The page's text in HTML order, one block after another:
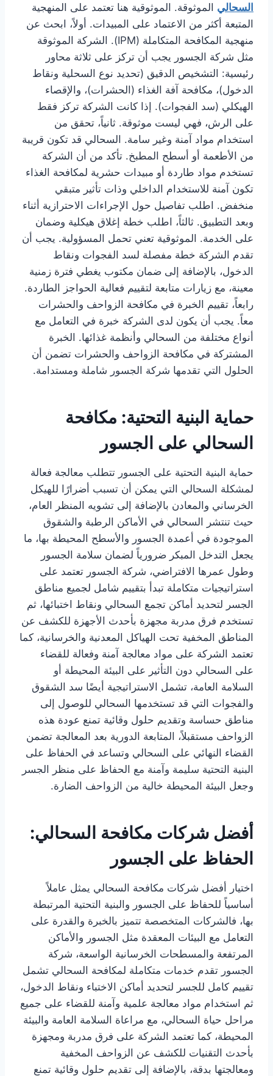
السحالي الموثوقة. الموثوقية هنا تعتمد على المنهجية
المتبعة أكثر من الاعتماد على المبيدات. أولاً، ابحث عن
منهجية المكافحة المتكاملة (IPM). الشركة الموثوقة
مثل شركة الجسور يجب أن تركز على ثلاثة محاور
رئيسية: التشخيص الدقيق (تحديد نوع السحلية ونقاط
الدخول)، مكافحة آفة الغذاء (الحشرات)، والإقصاء
الهيكلي (سد الفجوات). إذا كانت الشركة تركز فقط
على الرش، فهي ليست موثوقة. ثانياً، تحقق من
استخدام مواد آمنة وغير سامة. السحالي قد تكون قريبة
من الأطعمة أو أسطح المطبخ. تأكد من أن الشركة
تستخدم مواد طاردة أو مبيدات حشرية لمكافحة الغذاء
تكون آمنة للاستخدام الداخلي وذات تأثير متبقي
منخفض. اطلب تفاصيل حول الإجراءات الاحترازية أثناء
وبعد التطبيق. ثالثاً، اطلب خطة إغلاق هيكلية وضمان
على الخدمة. الموثوقية تعني تحمل المسؤولية. يجب أن
تقدم الشركة خطة مفصلة لسد الفجوات ونقاط
الدخول، بالإضافة إلى ضمان مكتوب يغطي فترة زمنية
معينة، مع زيارات متابعة لتقييم فعالية الحواجز الطاردة.
رابعاً، تقييم الخبرة في مكافحة الزواحف والحشرات
معاً. يجب أن يكون لدى الشركة خبرة في التعامل مع
أنواع مختلفة من السحالي وأنظمة غذائها. الخبرة
المشتركة في مكافحة الزواحف والحشرات تضمن أن
الحلول التي تقدمها شركة الجسور شاملة ومستدامة.
حماية البنية التحتية: مكافحة
السحالي على الجسور
حماية البنية التحتية على الجسور تتطلب معالجة فعالة
لمشكلة السحالي التي يمكن أن تسبب أضرارًا للهيكل
الخرساني والمعادن بالإضافة إلى تشويه المنظر العام،
حيث تنتشر السحالي في الأماكن الرطبة والشقوق
الموجودة في أعمدة الجسور والأسطح المحيطة بها، ما
يجعل التدخل المبكر ضرورياً لضمان سلامة الجسور
وطول عمرها الافتراضي، شركة الجسور تعتمد على
استراتيجيات متكاملة تبدأ بتقييم شامل لجميع مناطق
الجسر لتحديد أماكن تجمع السحالي ونقاط اختبائها، ثم
تستخدم فرق مدربة مجهزة بأحدث الأجهزة للكشف عن
المناطق المخفية تحت الهياكل المعدنية والخرسانية، كما
تعتمد الشركة على مواد معالجة آمنة وفعالة للقضاء
على السحالي دون التأثير على البيئة المحيطة أو
السلامة العامة، تشمل الاستراتيجية أيضًا سد الشقوق
والفجوات التي قد تستخدمها السحالي للوصول إلى
مناطق حساسة وتقديم حلول وقائية تمنع عودة هذه
الزواحف مستقبلاً، المتابعة الدورية بعد المعالجة تضمن
القضاء النهائي على السحالي وتساعد في الحفاظ على
البنية التحتية سليمة وآمنة مع الحفاظ على منظر الجسر
وجعل البيئة المحيطة خالية من الزواحف الضارة.
أفضل شركات مكافحة السحالي:
الحفاظ على الجسور
اختيار أفضل شركات مكافحة السحالي يمثل عاملاً
أساسياً للحفاظ على الجسور والبنية التحتية المرتبطة
بها، فالشركات المتخصصة تتميز بالخبرة والقدرة على
التعامل مع البيئات المعقدة مثل الجسور والأماكن
المرتفعة والمسطحات الخرسانية الواسعة، شركة
الجسور تقدم خدمات متكاملة لمكافحة السحالي تشمل
تقييم كامل للجسر لتحديد أماكن الاختباء ونقاط الدخول،
ثم استخدام مواد معالجة علمية وآمنة للقضاء على جميع
مراحل حياة السحالي، مع مراعاة السلامة العامة والبيئة
المحيطة، كما تعتمد الشركة على فرق مدربة ومجهزة
بأحدث التقنيات للكشف عن الزواحف المخفية
ومعالجتها بدقة، بالإضافة إلى تقديم حلول وقائية تمنع